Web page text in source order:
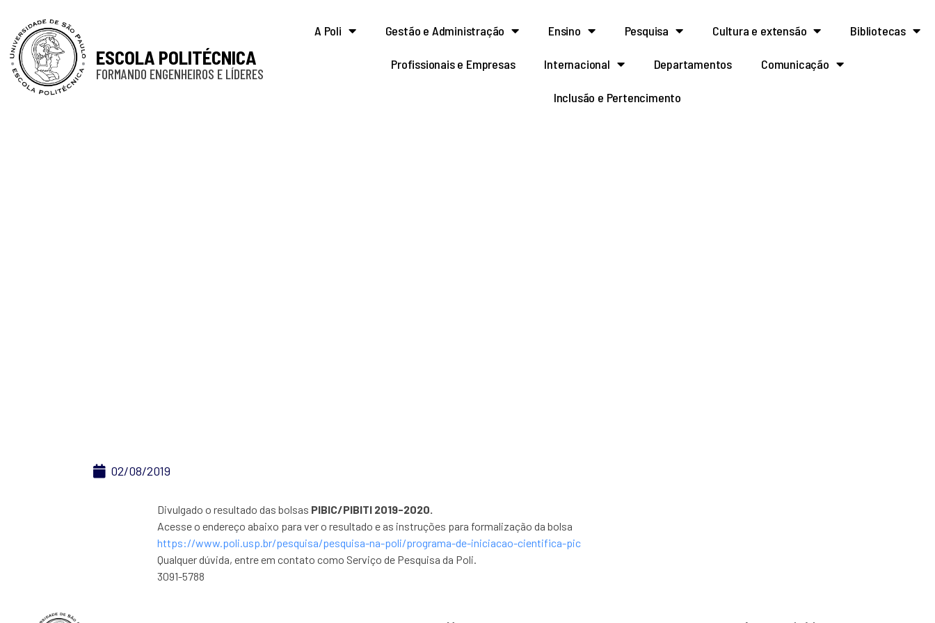
ESCOLA POLITÉCNICA
FORMANDO ENGENHEIROS E LÍDERES
A Poli Gestão e Administração Ensino Pesquisa Cultura e extensão Bibliotecas
Profissionais e Empresas Internacional Departamentos Comunicação
Inclusão e Pertencimento
02/08/2019
Divulgado o resultado das bolsas PIBIC/PIBITI 2019-2020.
Acesse o endereço abaixo para ver o resultado e as instruções para formalização da bolsa
https://www.poli.usp.br/pesquisa/pesquisa-na-poli/programa-de-iniciacao-cientifica-pic
Qualquer dúvida, entre em contato como Serviço de Pesquisa da Poli.
3091-5788